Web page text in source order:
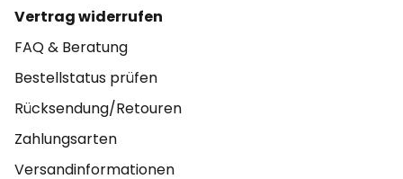
Vertrag widerrufen
FAQ & Beratung
Bestellstatus prüfen
Rücksendung/Retouren
Zahlungsarten
Versandinformationen